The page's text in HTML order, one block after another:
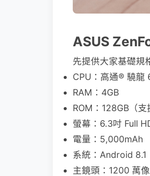
ASUS
先提供大家基礎規
CPU：高通® 驍龍
RAM：4GB
ROM：128GB（
螢幕：6.3吋 Full
電量：5,000mAh
系統：Android 8.1
主鏡頭：1200 萬